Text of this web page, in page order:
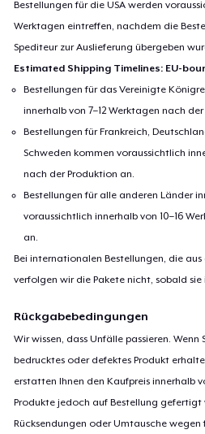
Bestellungen für die USA werden
Werktagen eintreffen, nachdem die
Spediteur zur Auslieferung übergeben
Estimated Shipping Timelines: EU-
Bestellungen für das Vereinigte
innerhalb von 7–12 Werktagen nach
Bestellungen für Frankreich,
Schweden kommen voraussichtlich
nach der Produktion an.
Bestellungen für alle anderen Länder
voraussichtlich innerhalb von 10–16
an.
Bei internationalen Bestellungen, die aus
verfolgen wir die Pakete nicht, sobald sie
Rückgabebedingungen
Wir wissen, dass Unfälle passieren.
bedrucktes oder defektes Produkt
erstatten Ihnen den Kaufpreis innerhalb
Produkte jedoch auf Bestellung gefertigt
Rücksendungen oder Umtausche wegen
Premium Tank Top
19,98 $
Women's Boyfriend Tee
19,98 $
Essential Tee
Classic Long Sleeve Tee